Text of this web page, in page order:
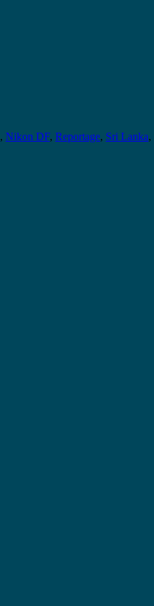
, Nikon DF, Reportage, Sri Lanka,